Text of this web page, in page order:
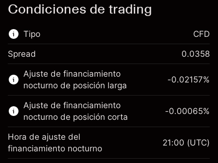
Condiciones de trading
Tipo
Este mercado financiero está disponible para
hacer trading con CFD.
Obtén más información sobre:
CFD
CFD
Spread 0.0358
Ajuste de financiamiento
nocturno de posición larga
-0.02157%
Ajuste de financiamiento
nocturno de posición corta
-0.00065%
Hora de ajuste del
financiamiento nocturno
21:00 (UTC)